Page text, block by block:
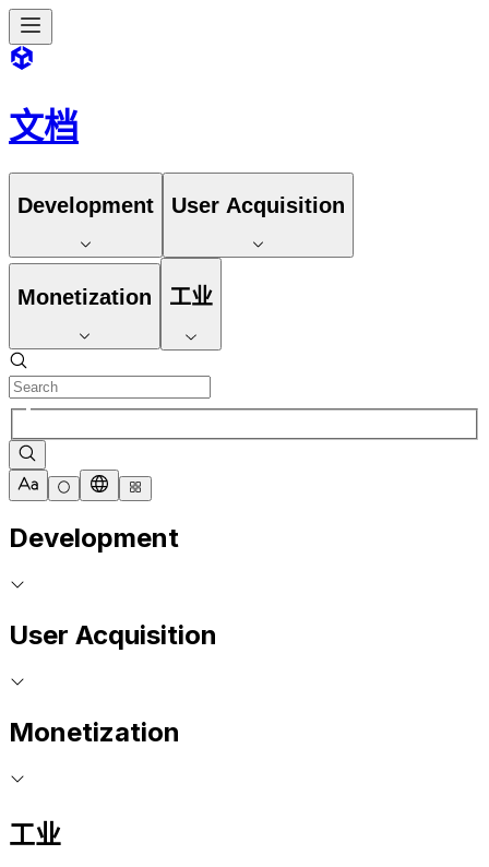
文档
Development User Acquisition
Monetization 工业
Development
User Acquisition
Monetization
工业